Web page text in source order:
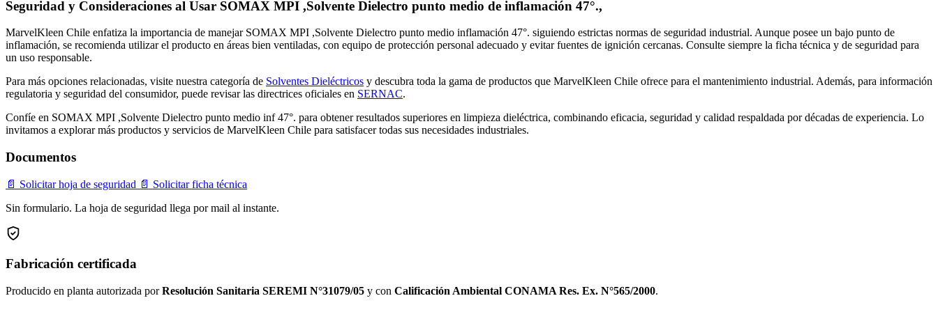
Seguridad y Consideraciones al Usar SOMAX MPI ,Solvente Dielectro punto medio de inflamación 47°.,
MarvelKleen Chile enfatiza la importancia de manejar SOMAX MPI ,Solvente Dielectro punto medio inflamación 47°. siguiendo estrictas normas de seguridad industrial. Aunque posee un bajo punto de
inflamación, se recomienda utilizar el producto en áreas bien ventiladas, con equipo de protección personal adecuado y evitar fuentes de ignición cercanas. Consulte siempre la ficha técnica y de seguridad para
un uso responsable.
Para más opciones relacionadas, visite nuestra categoría de Solventes Dieléctricos y descubra toda la gama de productos que MarvelKleen Chile ofrece para el mantenimiento industrial. Además, para información
regulatoria y seguridad del consumidor, puede revisar las directrices oficiales en SERNAC.
Confíe en SOMAX MPI ,Solvente Dielectro punto medio inf 47°. para obtener resultados superiores en limpieza dieléctrica, combinando eficacia, seguridad y calidad respaldada por décadas de experiencia. Lo
invitamos a explorar más productos y servicios de MarvelKleen Chile para satisfacer todas sus necesidades industriales.
Documentos
📄 Solicitar hoja de seguridad 📄 Solicitar ficha técnica
Sin formulario. La hoja de seguridad llega por mail al instante.
Fabricación certificada
Producido en planta autorizada porResolución Sanitaria SEREMI N°31079/05 y con Calificación Ambiental CONAMA Res. Ex. N°565/2000.